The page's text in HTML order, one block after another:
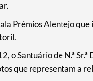
Prémios Alentejo
o Santuário de N.ª Sr.ª
que representam a